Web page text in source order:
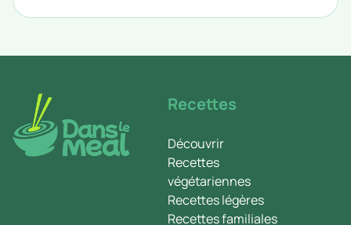
Recettes
Découvrir
Recettes
végétariennes
Recettes légères
Recettes familiales